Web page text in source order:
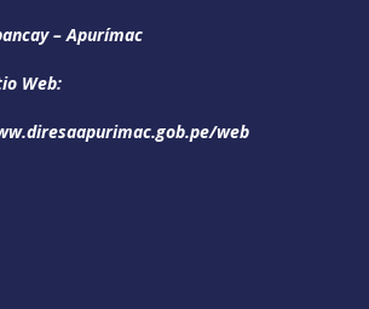
– Apurímac
Web:
web